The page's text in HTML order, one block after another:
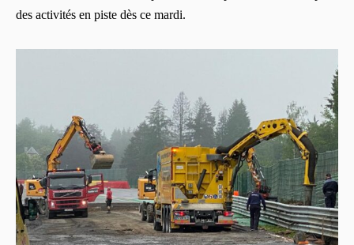
des activités en piste dès ce mardi.